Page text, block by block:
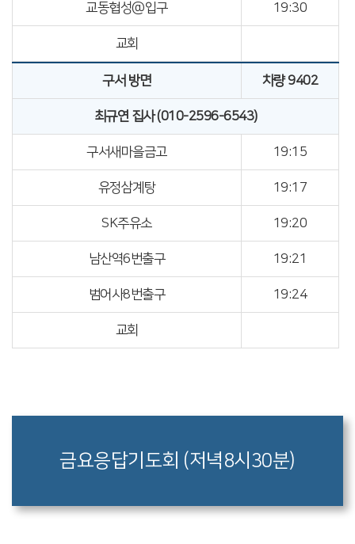
교동협성@입구 19:30
교회
구서 방면 차량 9402
최규연 집사 (010-2596-6543)
구서새마을금고 19:15
유정삼계탕 19:17
SK주유소 19:20
남산역6번출구 19:21
범어사8번출구 19:24
교회
금요응답기도회 (저녁8시30분)